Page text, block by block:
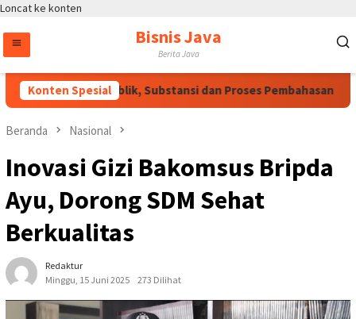
Loncat ke konten
Bisnis Java
Berita Java
Konten Spesial
Dukungan Publik, Substansi dan Proses Pembahasan Harus
Beranda Nasional
Inovasi Gizi Bakomsus Bripda
Ayu, Dorong SDM Sehat
Berkualitas
Redaktur
Minggu, 15 Juni 2025
273 Dilihat